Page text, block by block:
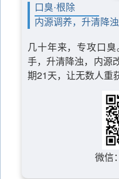
口臭·根除
内源调养，升清降浊
几十年来，专攻口
手，升清降浊，内源
期21天，让无数人重
微信：